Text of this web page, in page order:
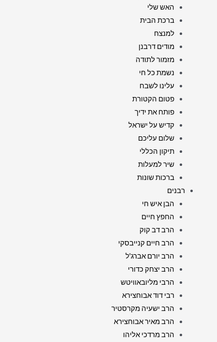
האש שלי
ברכת הבית
למנצח
מודים דרבנן
מזמור לתודה
נשמת כל חי
עלינו לשבח
פטום הקטורת
פותח את ידיך
קדיש על ישראל
שלום עליכם
תיקון הכללי
שיר למעלות
ברכות שונות
רבנים
הבן איש חי
החפץ חיים
הרב דב קוק
הרב חיים קנייבסקי
הרב יורם אברג'ל
הרב יצחק כדורי
הרבי מליובאוויטש
רבי דוד אבוחצירא
הרב ישעיה מקרסטיר
הרב מאיר אבוחצירא
הרב מרדכי אליהו